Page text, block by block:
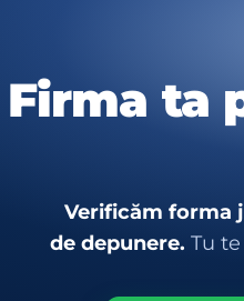
Firma ta
Verificăm forma
de depunere. Tu